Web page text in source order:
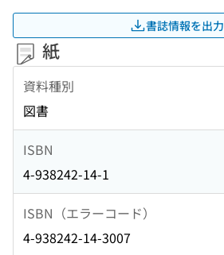
書誌情報を出力
紙
資料種別
図書
ISBN
4-938242-14-1
ISBN（エラーコード）
4-938242-14-3007